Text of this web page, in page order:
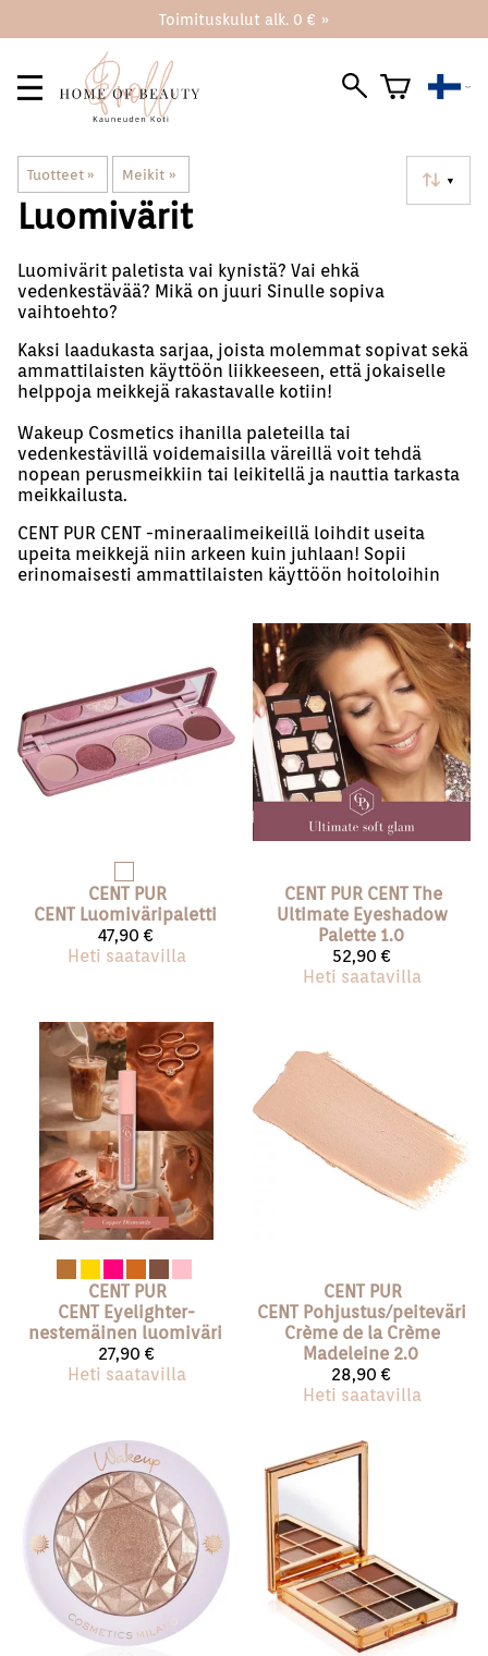
Toimituskulut alk. 0 € »
Tuotteet ‪» Meikit ‪» ▼
Luomivärit
Luomivärit paletista vai kynistä? Vai ehkä
vedenkestävää? Mikä on juuri Sinulle sopiva
vaihtoehto?
Kaksi laadukasta sarjaa, joista molemmat sopivat sekä
ammattilaisten käyttöön liikkeeseen, että jokaiselle
helppoja meikkejä rakastavalle kotiin!
Wakeup Cosmetics ihanilla paleteilla tai
vedenkestävillä voidemaisilla väreillä voit tehdä
nopean perusmeikkiin tai leikitellä ja nauttia tarkasta
meikkailusta.
CENT PUR CENT -mineraalimeikeillä loihdit useita
upeita meikkejä niin arkeen kuin juhlaan! Sopii
erinomaisesti ammattilaisten käyttöön hoitoloihin
CENT PUR
CENT Luomiväripaletti
47,90 €
Heti saatavilla
CENT PUR CENT The
Ultimate Eyeshadow
Palette 1.0
52,90 €
Heti saatavilla
CENT PUR
CENT Eyelighter-
nestemäinen luomiväri
27,90 €
Heti saatavilla
CENT PUR
CENT Pohjustus/peiteväri
Crème de la Crème
Madeleine 2.0
28,90 €
Heti saatavilla